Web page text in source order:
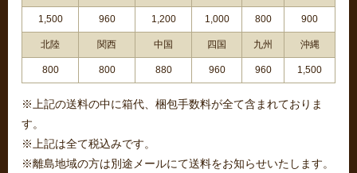
1,500 960 1,200 1,000 800 900
北陸 関西 中国 四国 九州 沖縄
800 800 880 960 960 1,500
※上記の送料の中に箱代、梱包手数料が全て含まれておりま
す。
※上記は全て税込みです。
※離島地域の方は別途メールにて送料をお知らせいたします。